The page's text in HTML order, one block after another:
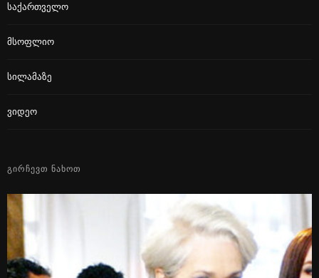
Საქართველო
Მსოფლიო
Სილამაზე
Ვიდეო
ᲒᲘᲠᲩᲔᲕᲗ ᲜᲐᲮᲝᲗ